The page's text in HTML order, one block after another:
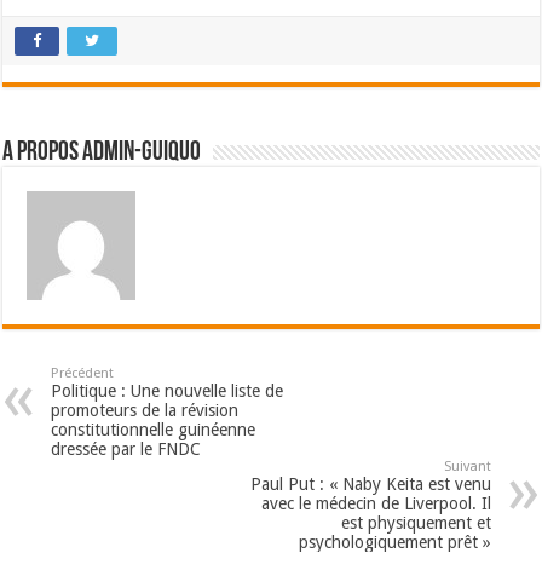
A propos admin-guiquo
Précédent
Politique : Une nouvelle liste de
promoteurs de la révision
constitutionnelle guinéenne
dressée par le FNDC
Suivant
Paul Put : « Naby Keita est venu
avec le médecin de Liverpool. Il
est physiquement et
psychologiquement prêt »